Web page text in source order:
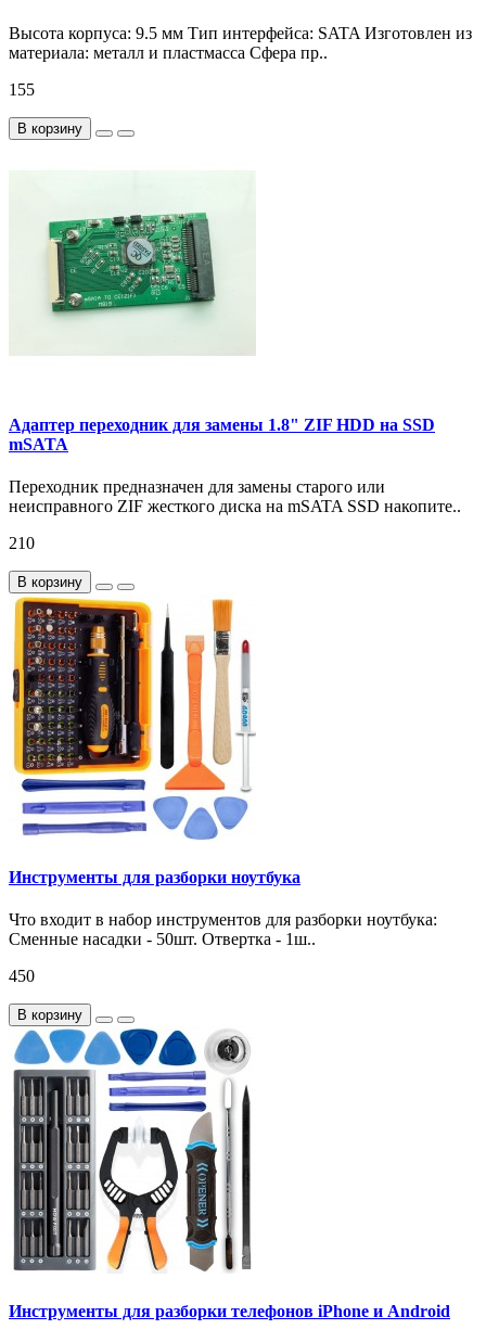
Высота корпуса: 9.5 мм Тип интерфейса: SATA Изготовлен из
материала: металл и пластмасса Сфера пр..
155
В корзину
Адаптер переходник для замены 1.8" ZIF HDD на SSD
mSATA
Переходник предназначен для замены старого или
неисправного ZIF жесткого диска на mSATA SSD накопите..
210
В корзину
Инструменты для разборки ноутбука
Что входит в набор инструментов для разборки ноутбука:
Сменные насадки - 50шт. Отвертка - 1ш..
450
В корзину
Инструменты для разборки телефонов iPhone и Android